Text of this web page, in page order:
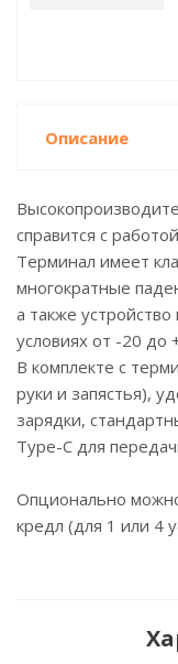
Описание
справится с
Терминал имеет
многократные
а также
условиях от -20 до
В комплекте с
руки и запястья),
зарядки,
Type-C для
Опционально
кредл (для 1 или 4